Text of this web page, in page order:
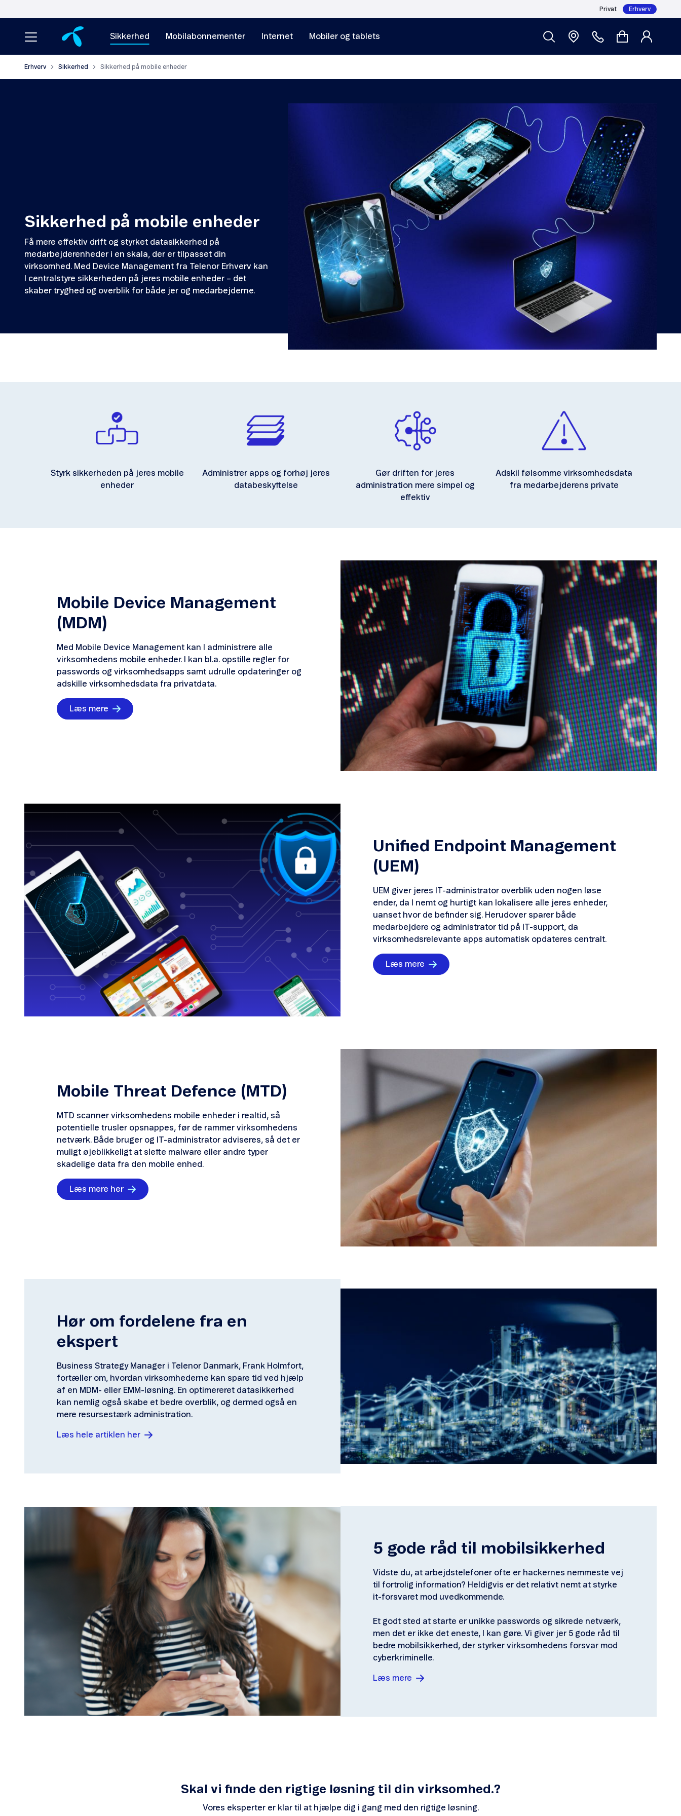
Privat Erhverv
Sikkerhed Mobilabonnementer Internet Mobiler og tablets
Erhverv Sikkerhed Sikkerhed på mobile enheder
Sikkerhed på mobile enheder
Få mere effektiv drift og styrket datasikkerhed på
medarbejderenheder i en skala, der er tilpasset din
virksomhed. Med Device Management fra Telenor Erhverv kan
I centralstyre sikkerheden på jeres mobile enheder – det
skaber tryghed og overblik for både jer og medarbejderne.
Styrk sikkerheden på jeres mobile
enheder
Administrer apps og forhøj jeres
databeskyttelse
Gør driften for jeres
administration mere simpel og
effektiv
Adskil følsomme virksomhedsdata
fra medarbejderens private
Mobile Device Management
(MDM)
Med Mobile Device Management kan I administrere alle
virksomhedens mobile enheder. I kan bl.a. opstille regler for
passwords og virksomhedsapps samt udrulle opdateringer og
adskille virksomhedsdata fra privatdata.
Læs mere
Unified Endpoint Management
(UEM)
UEM giver jeres IT-administrator overblik uden nogen løse
ender, da I nemt og hurtigt kan lokalisere alle jeres enheder,
uanset hvor de befinder sig. Herudover sparer både
medarbejdere og administrator tid på IT-support, da
virksomhedsrelevante apps automatisk opdateres centralt.
Læs mere
Mobile Threat Defence (MTD)
MTD scanner virksomhedens mobile enheder i realtid, så
potentielle trusler opsnappes, før de rammer virksomhedens
netværk. Både bruger og IT-administrator adviseres, så det er
muligt øjeblikkeligt at slette malware eller andre typer
skadelige data fra den mobile enhed.
Læs mere her
Hør om fordelene fra en
ekspert
Business Strategy Manager i Telenor Danmark, Frank Holmfort,
fortæller om, hvordan virksomhederne kan spare tid ved hjælp
af en MDM- eller EMM-løsning. En optimereret datasikkerhed
kan nemlig også skabe et bedre overblik, og dermed også en
mere resursestærk administration.
Læs hele artiklen her
5 gode råd til mobilsikkerhed
Vidste du, at arbejdstelefoner ofte er hackernes nemmeste vej
til fortrolig information? Heldigvis er det relativt nemt at styrke
it-forsvaret mod uvedkommende.
Et godt sted at starte er unikke passwords og sikrede netværk,
men det er ikke det eneste, I kan gøre. Vi giver jer 5 gode råd til
bedre mobilsikkerhed, der styrker virksomhedens forsvar mod
cyberkriminelle.
Læs mere
Skal vi finde den rigtige løsning til din virksomhed.?
Vores eksperter er klar til at hjælpe dig i gang med den rigtige løsning.